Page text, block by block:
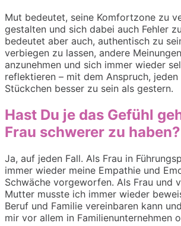
Mut bedeutet, seine Komfortzone zu
gestalten und sich dabei auch Fehler
bedeutet aber auch, authentisch zu
verbiegen zu lassen, andere
anzunehmen und sich immer wieder
reflektieren – mit dem Anspruch, jeden
Stückchen besser zu sein als gestern.
Hast Du je das Gefühl
Frau schwerer zu haben?
Ja, auf jeden Fall. Als Frau in
immer wieder meine Empathie und
Schwäche vorgeworfen. Als Frau und
Mutter musste ich immer wieder
Beruf und Familie vereinbaren kann
mir vor allem in Familienunternehmen